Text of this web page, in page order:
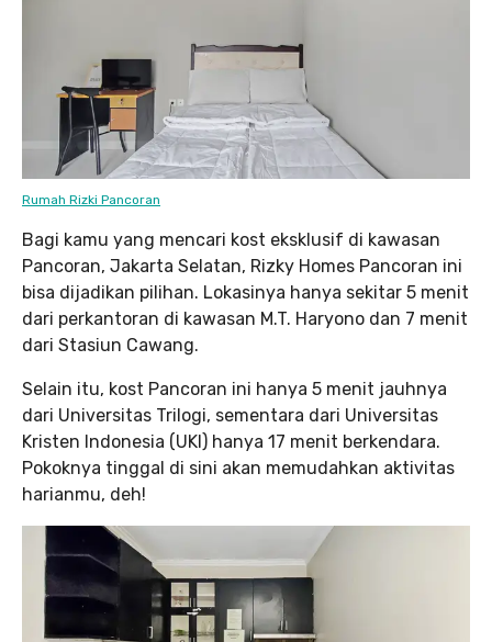
Rumah Rizki Pancoran
Bagi kamu yang mencari kost eksklusif di kawasan
Pancoran, Jakarta Selatan, Rizky Homes Pancoran ini
bisa dijadikan pilihan. Lokasinya hanya sekitar 5 menit
dari perkantoran di kawasan M.T. Haryono dan 7 menit
dari Stasiun Cawang.
Selain itu, kost Pancoran ini hanya 5 menit jauhnya
dari Universitas Trilogi, sementara dari Universitas
Kristen Indonesia (UKI) hanya 17 menit berkendara.
Pokoknya tinggal di sini akan memudahkan aktivitas
harianmu, deh!